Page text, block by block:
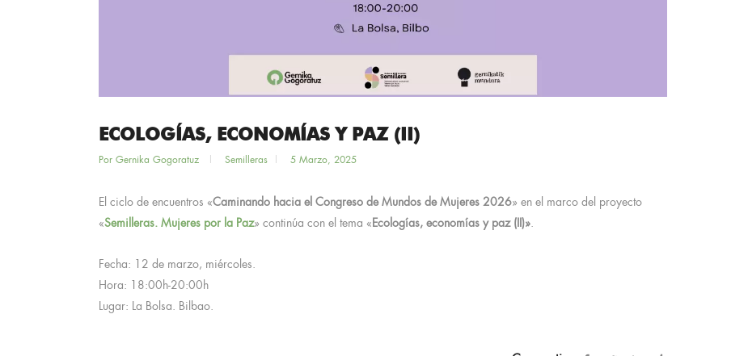
ECOLOGÍAS, ECONOMÍAS Y PAZ (II)
Por Gernika Gogoratuz Semilleras 5 Marzo, 2025
El ciclo de encuentros «Caminando hacia el Congreso de Mundos de Mujeres 2026» en el marco del proyecto
«Semilleras. Mujeres por la Paz» continúa con el tema « Ecologías, economías y paz (II)».
Fecha: 12 de marzo, miércoles.
Hora: 18:00h-20:00h
Lugar: La Bolsa. Bilbao.